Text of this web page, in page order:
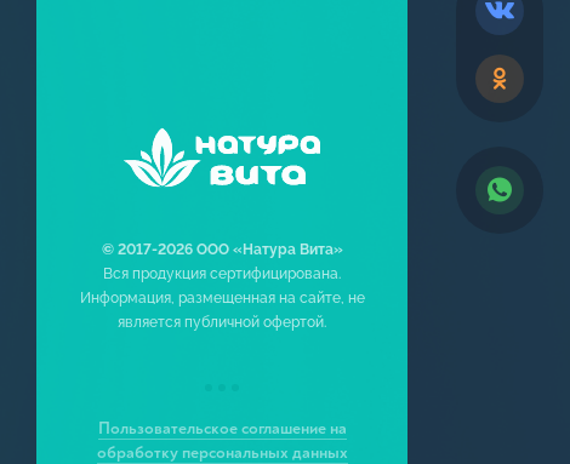
Мягкое и
© 2017-2026 ООО «Натура Вита»
Вся продукция сертифицирована.
Информация, размещенная на сайте, не
является публичной офертой.
Пользовательское соглашение на
обработку персональных данных